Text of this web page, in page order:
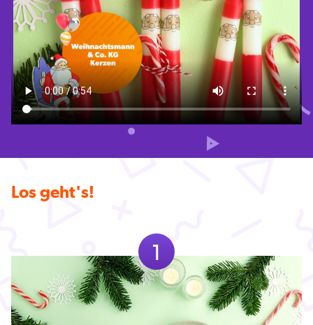
Los geht's!
1